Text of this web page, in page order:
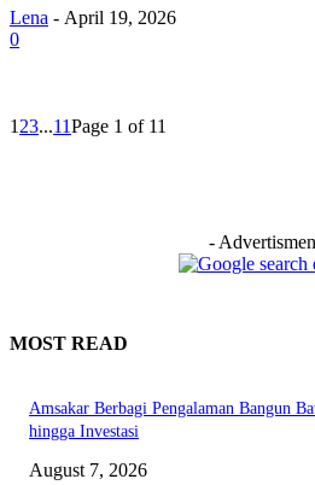
Lena - April 19, 2026
0
1 23...11Page 1 of 11
-
MOST READ
Amsakar Berbagi Pengalaman Bangun
hingga Investasi
August 7, 2026